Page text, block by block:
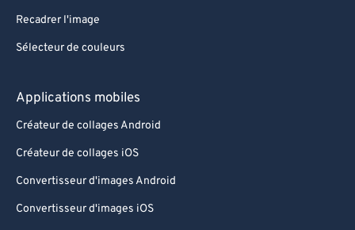
Recadrer l'image
Sélecteur de couleurs
Applications mobiles
Créateur de collages Android
Créateur de collages iOS
Convertisseur d'images Android
Convertisseur d'images iOS